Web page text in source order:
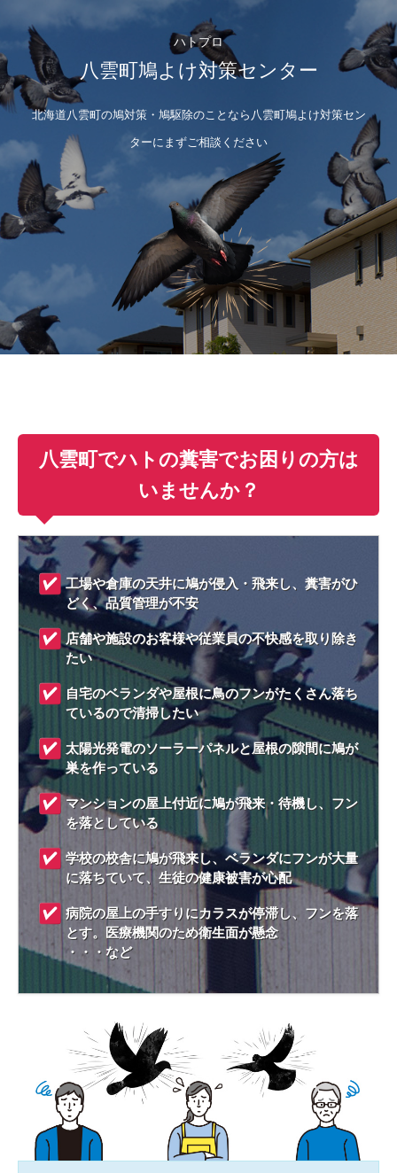
ハトプロ
八雲町鳩よけ対策センター
北海道八雲町の鳩対策・鳩駆除のことなら八雲町鳩よけ対策セン
ターにまずご相談ください
八雲町でハトの糞害でお困りの方は
いませんか？
工場や倉庫の天井に鳩が侵入・飛来し、糞害がひ
どく、品質管理が不安
店舗や施設のお客様や従業員の不快感を取り除き
たい
自宅のベランダや屋根に鳥のフンがたくさん落ち
ているので清掃したい
太陽光発電のソーラーパネルと屋根の隙間に鳩が
巣を作っている
マンションの屋上付近に鳩が飛来・待機し、フン
を落としている
学校の校舎に鳩が飛来し、ベランダにフンが大量
に落ちていて、生徒の健康被害が心配
病院の屋上の手すりにカラスが停滞し、フンを落
とす。医療機関のため衛生面が懸念
・・・など